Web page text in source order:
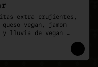
extra crujientes,
vegan, jamon
y lluvia de vegan